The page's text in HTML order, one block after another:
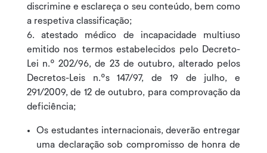
discrimine e esclareça o seu conteúdo, bem como
a respetiva classificação;
atestado médico de incapacidade multiuso
emitido nos termos estabelecidos pelo Decreto-
Lei n.º 202/96, de 23 de outubro, alterado pelos
Decretos-Leis n.ºs 147/97, de 19 de julho, e
291/2009, de 12 de outubro, para comprovação da
deficiência;
Os estudantes internacionais, deverão entregar
uma declaração sob compromisso de honra de